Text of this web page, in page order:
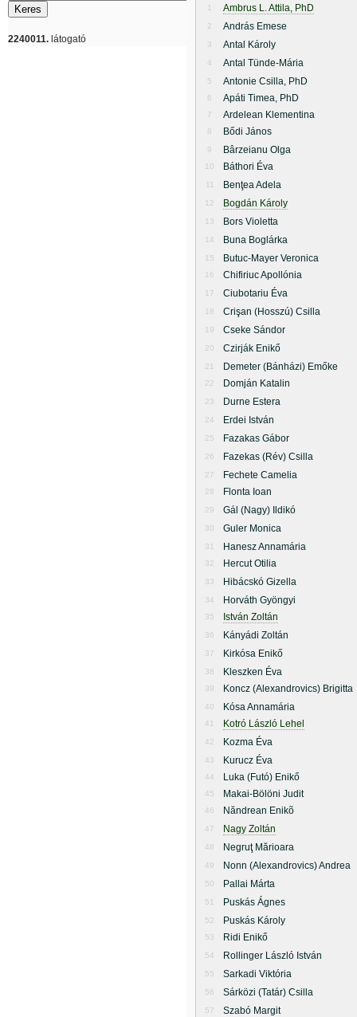
2240011. látogató
1 Ambrus L. Attila, PhD
2 András Emese
3 Antal Károly
4 Antal Tünde-Mária
5 Antonie Csilla, PhD
6 Apáti Timea, PhD
7 Ardelean Klementina
8 Bődi János
9 Bârzeianu Olga
10 Báthori Éva
11 Benţea Adela
12 Bogdán Károly
13 Bors Violetta
14 Buna Boglárka
15 Butuc-Mayer Veronica
16 Chifiriuc Apollónia
17 Ciubotariu Éva
18 Crişan (Hosszú) Csilla
19 Cseke Sándor
20 Czirják Enikő
21 Demeter (Bánházi) Emőke
22 Domján Katalin
23 Durne Estera
24 Erdei István
25 Fazakas Gábor
26 Fazekas (Rév) Csilla
27 Fechete Camelia
28 Flonta Ioan
29 Gál (Nagy) Ildikó
30 Guler Monica
31 Hanesz Annamária
32 Hercut Otilia
33 Hibácskó Gizella
34 Horváth Gyöngyi
35 István Zoltán
36 Kányádi Zoltán
37 Kirkósa Enikő
38 Kleszken Éva
39 Koncz (Alexandrovics) Brigitta
40 Kósa Annamária
41 Kotró László Lehel
42 Kozma Éva
43 Kurucz Éva
44 Luka (Futó) Enikő
45 Makai-Bölöni Judit
46 Năndrean Enikõ
47 Nagy Zoltán
48 Negruţ Mărioara
49 Nonn (Alexandrovics) Andrea
50 Pallai Márta
51 Puskás Ágnes
52 Puskás Károly
53 Ridi Enikő
54 Rollinger László István
55 Sarkadi Viktória
56 Sárközi (Tatár) Csilla
57 Szabó Margit